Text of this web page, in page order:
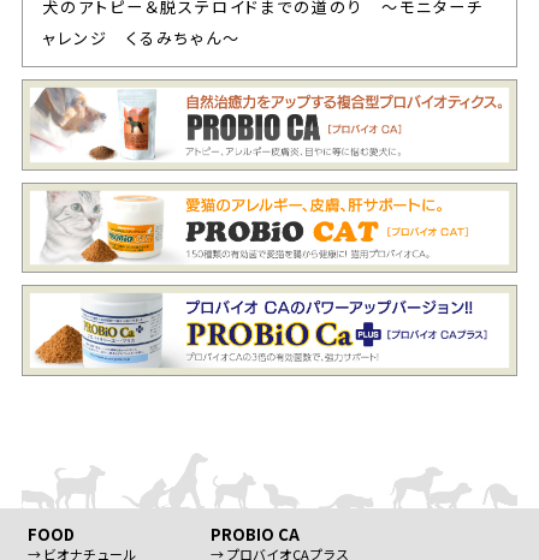
犬のアトピー＆脱ステロイドまでの道のり ～モニターチ
ャレンジ くるみちゃん～
FOOD
→ ビオナチュール
PROBIO CA
→ プロバイオCAプラス